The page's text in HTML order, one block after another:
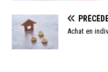
Achat en